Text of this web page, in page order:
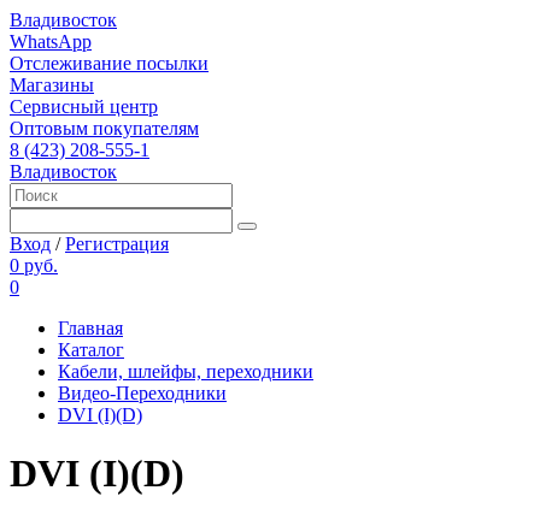
Владивосток
WhatsApp
Отслеживание посылки
Магазины
Сервисный центр
Оптовым покупателям
8 (423) 208-555-1
Владивосток
Вход /Регистрация
0 руб.
0
Главная
Каталог
Кабели, шлейфы, переходники
Видео-Переходники
DVI (I)(D)
DVI (I)(D)